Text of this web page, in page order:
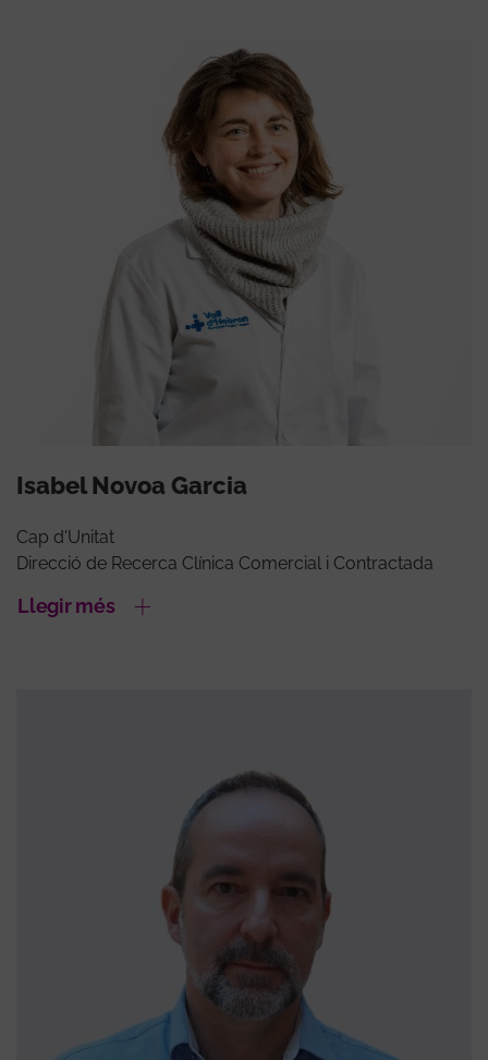
Isabel Novoa Garcia
Cap d'Unitat
Direcció de Recerca Clínica Comercial i Contractada
Llegir més